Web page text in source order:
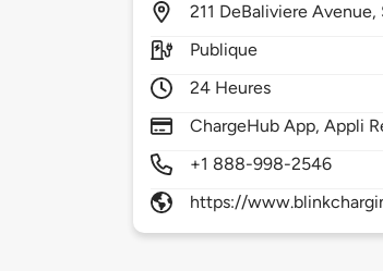
211 DeBaliviere Avenue,
Publique
24 Heures
ChargeHub App, Appli
+1 888-998-2546
https://